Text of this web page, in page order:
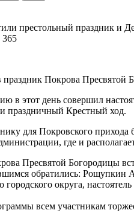
престольный праздник и
365
праздник Покрова
в этот день совершил
праздничный Крестный ход.
для Покровского
где и
Пресвятой Богородицы
обратились: Рощупкин
городского округа,
всем участникам